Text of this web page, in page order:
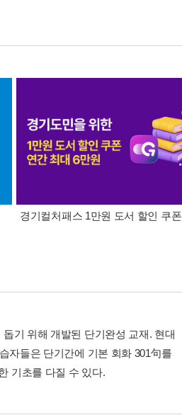
경기컬처패스 1만원 도서 할인 쿠폰
기 위해 개발된 단기완성 교재. 현대
자들은 단기간에 기본 회화 301句를
기초를 다질 수 있다.